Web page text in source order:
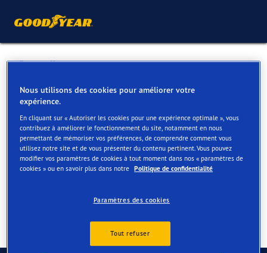
Retour liste
BTEC-MOTORS NV
Services disponibles en ligne et en magasin
Contact Services
Nous utilisons des cookies pour améliorer votre
expérience.
En cliquant sur « Autoriser les cookies pour une expérience optimale », vous
contribuez à améliorer le fonctionnement du site, notamment en nous
permettant de mémoriser vos préférences, de comprendre comment vous
utilisez notre site et de vous présenter du contenu pertinent. Vous pouvez
modifier vos paramètres de cookies à tout moment dans nos « paramètres de
cookies » ou en savoir plus dans notre Politique de confidentialité
Paramètres des cookies
Tout refuser